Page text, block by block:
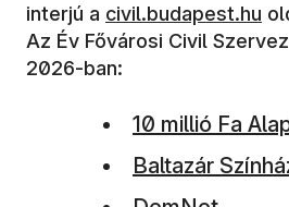
interjú a (új ablakban nyílik
civil.budapest.hu
Az Év Fővárosi Civil
2026-ban:
(új ablakban
10 millió Fa
(új ablakban
Baltazár